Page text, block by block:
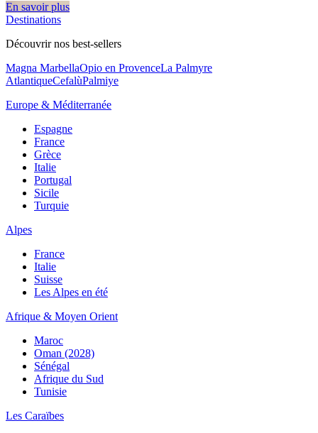
En savoir plus
Destinations
Découvrir nos best-sellers
Magna MarbellaOpio en ProvenceLa Palmyre
AtlantiqueCefalùPalmiye
Europe & Méditerranée
Espagne
France
Grèce
Italie
Portugal
Sicile
Turquie
Alpes
France
Italie
Suisse
Les Alpes en été
Afrique & Moyen Orient
Maroc
Oman (2028)
Sénégal
Afrique du Sud
Tunisie
Les Caraïbes